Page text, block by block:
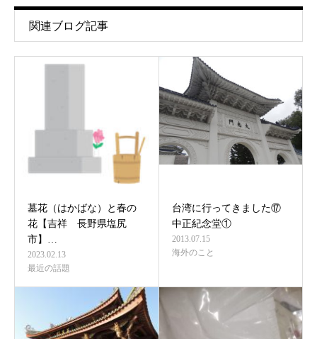
関連ブログ記事
墓花（はかばな）と春の
花【吉祥 長野県塩尻
市】…
2023.02.13
最近の話題
台湾に行ってきました⑰
中正紀念堂①
2013.07.15
海外のこと